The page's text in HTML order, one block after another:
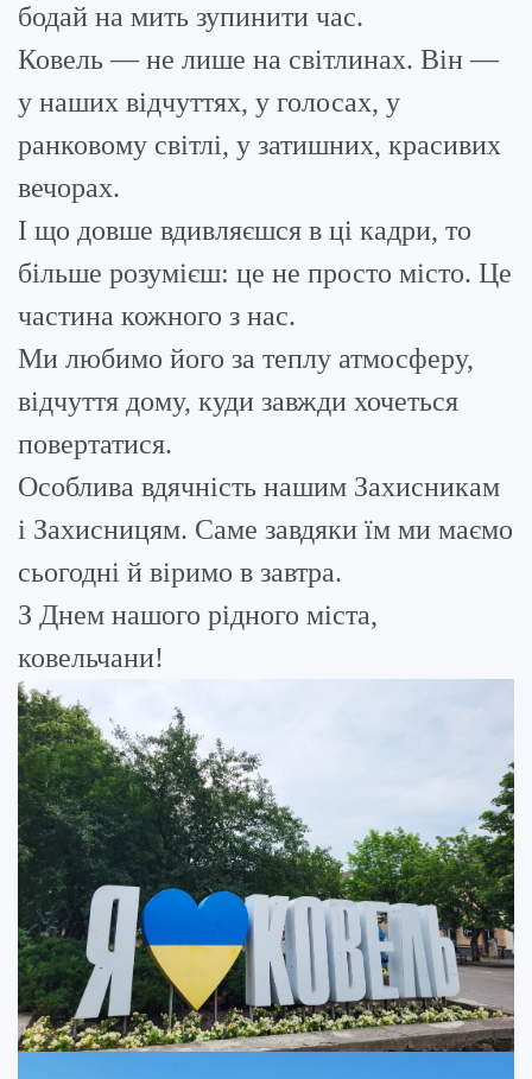
бодай на мить зупинити час.
Ковель — не лише на світлинах. Він —
у наших відчуттях, у голосах, у
ранковому світлі, у затишних, красивих
вечорах.
І що довше вдивляєшся в ці кадри, то
більше розумієш: це не просто місто. Це
частина кожного з нас.
Ми любимо його за теплу атмосферу,
відчуття дому, куди завжди хочеться
повертатися.
Особлива вдячність нашим Захисникам
і Захисницям. Саме завдяки їм ми маємо
сьогодні й віримо в завтра.
З Днем нашого рідного міста,
ковельчани!